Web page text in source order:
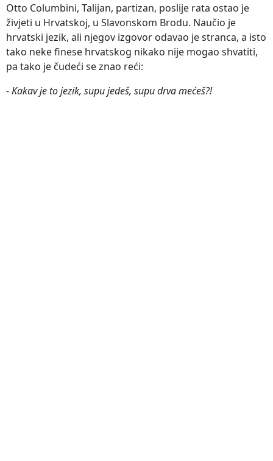
Otto Columbini, Talijan, partizan, poslije rata ostao je
živjeti u Hrvatskoj, u Slavonskom Brodu. Naučio je
hrvatski jezik, ali njegov izgovor odavao je stranca, a isto
tako neke finese hrvatskog nikako nije mogao shvatiti,
pa tako je čudeći se znao reći:
-Kakav je to jezik, supu jedeš, supu drva mećeš?!